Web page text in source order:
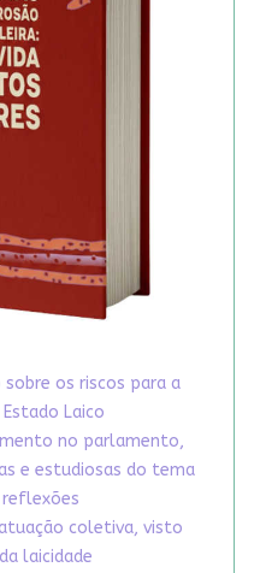
os riscos para a
Laico
no parlamento,
e estudiosas do tema
coletiva, visto
laicidade